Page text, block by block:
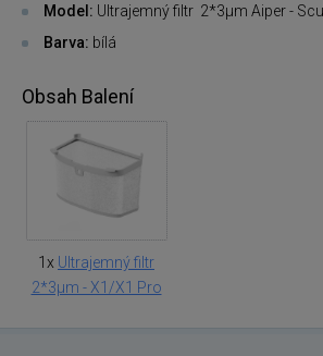
Model: Ultrajemný filtr 2*3μm Aiper -
Barva: bílá
Obsah Balení
1x Ultrajemný filtr
2*3μm - X1/X1 Pro